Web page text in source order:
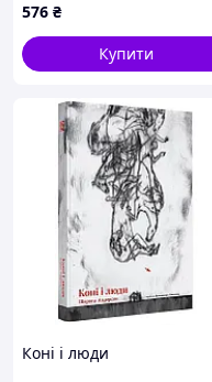
576 ₴
Купити
Коні і люди